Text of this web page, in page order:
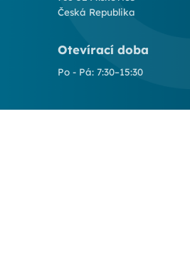
Česká Republika
Otevírací doba
Po - Pá: 7:30–15:30